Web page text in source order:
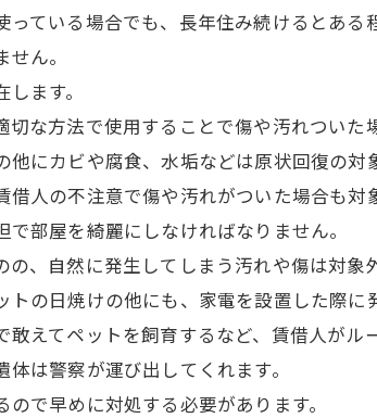
っている場合でも、長年住み続けるとあ
ん。
ます。
な方法で使用することで傷や汚れついた
にカビや腐食、水垢などは原状回復の対
人の不注意で傷や汚れがついた場合も対
部屋を綺麗にしなければなりません。
、自然に発生してしまう汚れや傷は対象
トの日焼けの他にも、家電を設置した際に
敢えてペットを飼育するなど、賃借人がル
は警察が運び出してくれます。
で早めに対処する必要があります。